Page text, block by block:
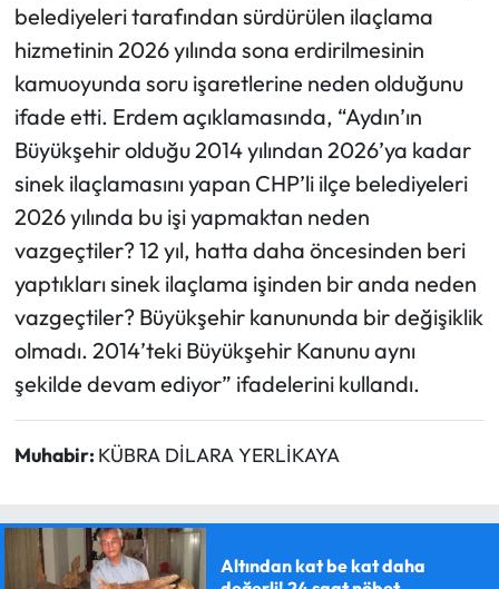
belediyeleri tarafından sürdürülen ilaçlama
hizmetinin 2026 yılında sona erdirilmesinin
kamuoyunda soru işaretlerine neden olduğunu
ifade etti. Erdem açıklamasında, “Aydın’ın
Büyükşehir olduğu 2014 yılından 2026’ya kadar
sinek ilaçlamasını yapan CHP’li ilçe belediyeleri
2026 yılında bu işi yapmaktan neden
vazgeçtiler? 12 yıl, hatta daha öncesinden beri
yaptıkları sinek ilaçlama işinden bir anda neden
vazgeçtiler? Büyükşehir kanununda bir değişiklik
olmadı. 2014’teki Büyükşehir Kanunu aynı
şekilde devam ediyor” ifadelerini kullandı.
Muhabir: KÜBRA DİLARA YERLİKAYA
Altından kat be kat daha